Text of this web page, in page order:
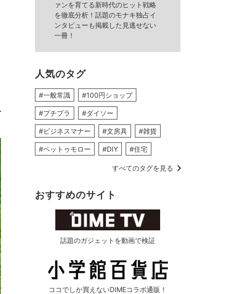
ァンを育てる新時代のヒット戦略
を徹底分析！話題のモナキ独占イ
ンタビューも掲載した見逃せない
一冊！
人気のタグ
#一般常識 #100円ショップ
#プチプラ #ダイソー
#ビジネスマナー #文房具 #雑貨
#ペットゥモロー #DIY #住宅
すべてのタグを見る
おすすめのサイト
話題のガジェットを動画で検証
ココでしか買えないDIMEコラボ通販！